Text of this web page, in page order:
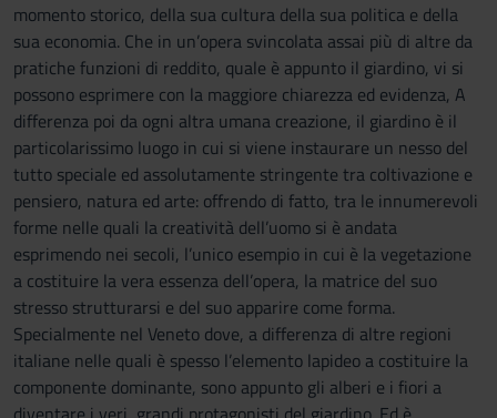
momento storico, della sua cultura della sua politica e della
sua economia. Che in un’opera svincolata assai più di altre da
pratiche funzioni di reddito, quale è appunto il giardino, vi si
possono esprimere con la maggiore chiarezza ed evidenza, A
differenza poi da ogni altra umana creazione, il giardino è il
particolarissimo luogo in cui si viene instaurare un nesso del
tutto speciale ed assolutamente stringente tra coltivazione e
pensiero, natura ed arte: offrendo di fatto, tra le innumerevoli
forme nelle quali la creatività dell’uomo si è andata
esprimendo nei secoli, l’unico esempio in cui è la vegetazione
a costituire la vera essenza dell’opera, la matrice del suo
stresso strutturarsi e del suo apparire come forma.
Specialmente nel Veneto dove, a differenza di altre regioni
italiane nelle quali è spesso l’elemento lapideo a costituire la
componente dominante, sono appunto gli alberi e i fiori a